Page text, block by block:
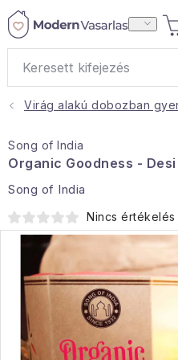
Ugrás
Ajándékok
Otthoni illatok
Teák
Lakástextil
Háztartás
Hobbi és kert
Virág alakú dobozban
Song of India
Organic Goodness - Desi
Song of India
Nincs értékelés